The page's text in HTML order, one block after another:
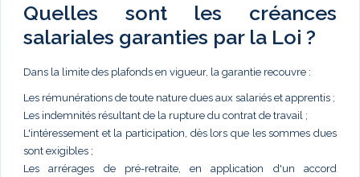
Quelles sont les créances
salariales garanties par la Loi ?
Dans la limite des plafonds en vigueur, la garantie recouvre :
Les rémunérations de toute nature dues aux salariés et apprentis ;
Les indemnités résultant de la rupture du contrat de travail ;
L'intéressement et la participation, dès lors que les sommes dues
sont exigibles ;
Les arrérages de pré-retraite, en application d'un accord